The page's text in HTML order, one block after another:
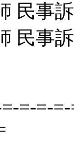
民事
民事
=-=-